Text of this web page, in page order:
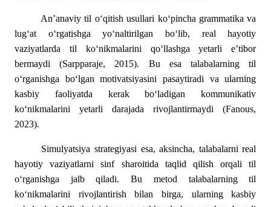
An’anaviy til o‘qitish usullari ko‘pincha grammatika va
lug‘at o‘rgatishga yo‘naltirilgan bo‘lib, real hayotiy
vaziyatlarda til ko‘nikmalarini qo‘llashga yetarli e’tibor
bermaydi (Sarpparaje, 2015). Bu esa talabalarning til
o‘rganishga bo‘lgan motivatsiyasini pasaytiradi va ularning
kasbiy faoliyatda kerak bo‘ladigan kommunikativ
ko‘nikmalarini yetarli darajada rivojlantirmaydi (Fanous,
2023).
Simulyatsiya strategiyasi esa, aksincha, talabalarni real
hayotiy vaziyatlarni sinf sharoitida taqlid qilish orqali til
o‘rganishga jalb qiladi. Bu metod talabalarning til
ko‘nikmalarini rivojlantirish bilan birga, ularning kasbiy